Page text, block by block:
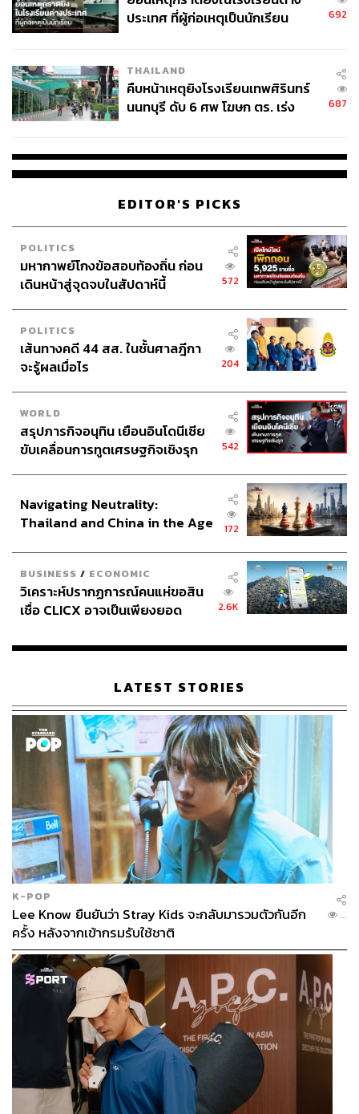
ประเทศ ที่ผู้ก่อเหตุเป็นนักเรียน
692
THAILAND
คืบหน้าเหตุยิงโรงเรียนเทพศิรินทร์
นนทบุรี ดับ 6 ศพ โฆษก ตร. เร่ง
687
EDITOR'S PICKS
POLITICS
มหากาพย์โกงข้อสอบท้องถิ่น ก่อน
เดินหน้าสู่จุดจบในสัปดาห์นี้
572
POLITICS
เส้นทางคดี 44 สส. ในชั้นศาลฎีกา
จะรู้ผลเมื่อไร
204
WORLD
สรุปภารกิจอนุทิน เยือนอินโดนีเซีย
ขับเคลื่อนการทูตเศรษฐกิจเชิงรุก
542
Navigating Neutrality:
Thailand and China in the Age
172
BUSINESS / ECONOMIC
วิเคราะห์ปรากฏการณ์คนแห่ขอสิน
เชื่อ CLICX อาจเป็นเพียงยอด
เรือนไทยที่ถูกซุกไว้
2.6K
LATEST STORIES
K-POP
Lee Know ยืนยันว่า Stray Kids จะกลับมารวมตัวกันอีก
ครั้ง หลังจากเข้ากรมรับใช้ชาติ
...